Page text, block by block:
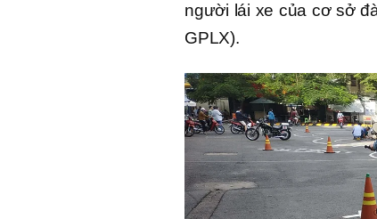
người lái xe của cơ sở
GPLX).